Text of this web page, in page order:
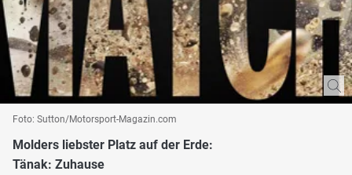
Foto: Sutton/Motorsport-Magazin.com
Molders liebster Platz auf der Erde:
Tänak: Zuhause